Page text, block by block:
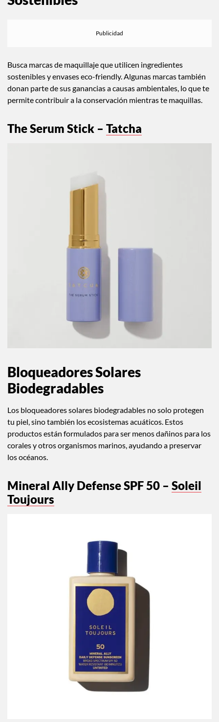
Busca marcas de maquillaje que utilicen ingredientes
sostenibles y envases eco-friendly. Algunas marcas también
donan parte de sus ganancias a causas ambientales, lo que te
permite contribuir a la conservación mientras te maquillas.
The Serum Stick – Tatcha
Bloqueadores Solares
Biodegradables
Los bloqueadores solares biodegradables no solo protegen
tu piel, sino también los ecosistemas acuáticos. Estos
productos están formulados para ser menos dañinos para los
corales y otros organismos marinos, ayudando a preservar
los océanos.
Mineral Ally Defense SPF 50 – Soleil
Toujours